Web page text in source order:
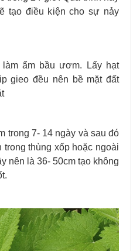
tạo điều kiện cho sự nảy
ẩm bầu ươm. Lấy hạt
gieo đều nên bề mặt đất
trong 7- 14 ngày và sau đó
trong thùng xốp hoặc ngoài
nên là 36- 50cm tạo không